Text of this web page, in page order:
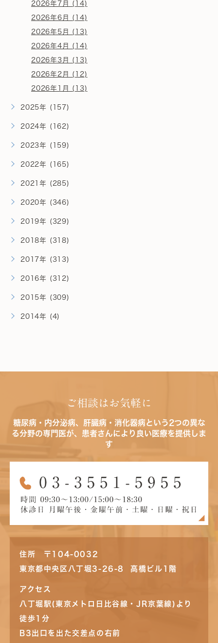
2026年7月 (14)
2026年6月 (14)
2026年5月 (13)
2026年4月 (14)
2026年3月 (13)
2026年2月 (12)
2026年1月 (13)
2025年 (157)
2024年 (162)
2023年 (159)
2022年 (165)
2021年 (285)
2020年 (346)
2019年 (329)
2018年 (318)
2017年 (313)
2016年 (312)
2015年 (309)
2014年 (4)
ご相談はお気軽に
糖尿病・内分泌病、肝臓病・消化器病という2つの異な
る分野の専門医が、患者さんにより良い医療を提供しま
す
住所 〒104-0032
東京都中央区八丁堀3-26-8 高橋ビル1階
アクセス
八丁堀駅(東京メトロ日比谷線・JR京葉線)より
徒歩1分
B3出口を出た交差点の右前